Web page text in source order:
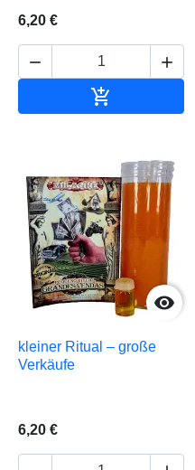
6,20 €
 


kleiner Ritual – große
Verkäufe
6,20 €